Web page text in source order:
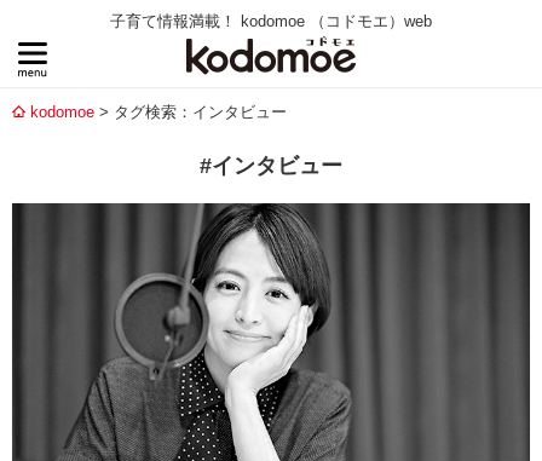
子育て情報満載！ kodomoe （コドモエ）web
kodomoe タグ検索：インタビュー
#インタビュー